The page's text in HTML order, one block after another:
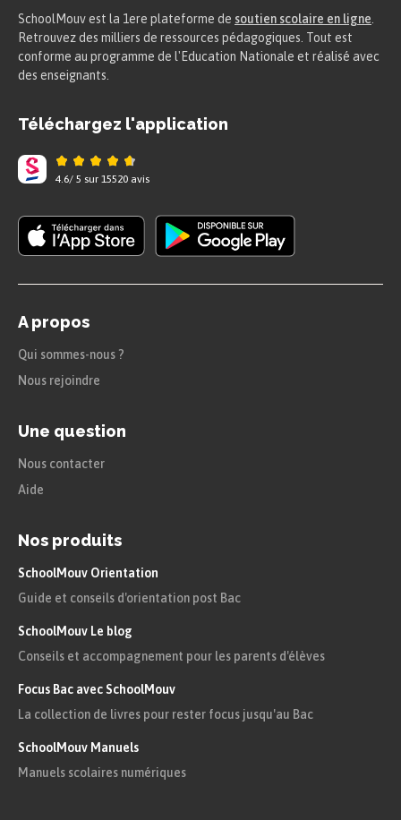
SchoolMouv est la 1ere plateforme de soutien scolaire en ligne
Retrouvez des milliers de ressources pédagogiques. Tout est
conforme au programme de l'Education Nationale et réalisé avec
des enseignants.
Téléchargez l'application
4.6/ 5 sur 15520 avis
A propos
Qui sommes-nous ?
Nous rejoindre
Une question
Nous contacter
Aide
Nos produits
SchoolMouv Orientation
Guide et conseils d'orientation post Bac
SchoolMouv Le blog
Conseils et accompagnement pour les parents d'élèves
Focus Bac avec SchoolMouv
La collection de livres pour rester focus jusqu'au Bac
SchoolMouv Manuels
Manuels scolaires numériques